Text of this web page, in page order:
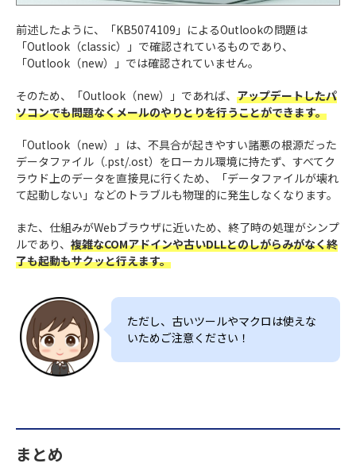
前述したように、「KB5074109」によるOutlookの問題は
「Outlook（classic）」で確認されているものであり、
「Outlook（new）」では確認されていません。
そのため、「Outlook（new）」であれば、 アップデートしたパ
ソコンでも問題なくメールのやりとりを行うことができます。
「Outlook（new）」は、不具合が起きやすい諸悪の根源だった
データファイル（.pst/.ost）をローカル環境に持たず、すべてク
ラウド上のデータを直接見に行くため、「データファイルが壊れ
て起動しない」などのトラブルも物理的に発生しなくなります。
また、仕組みがWebブラウザに近いため、終了時の処理がシンプ
ルであり、 複雑なCOMアドインや古いDLLとのしがらみがなく終
了も起動もサクッと行えます。
ただし、古いツールやマクロは使えな
いためご注意ください！
まとめ